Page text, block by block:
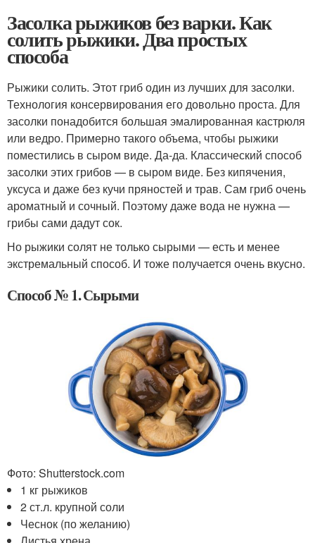
Засолка рыжиков без варки. Как
солить рыжики. Два простых
способа
Рыжики солить. Этот гриб один из лучших для засолки.
Технология консервирования его довольно проста. Для
засолки понадобится большая эмалированная кастрюля
или ведро. Примерно такого объема, чтобы рыжики
поместились в сыром виде. Да-да. Классический способ
засолки этих грибов — в сыром виде. Без кипячения,
уксуса и даже без кучи пряностей и трав. Сам гриб очень
ароматный и сочный. Поэтому даже вода не нужна —
грибы сами дадут сок.
Но рыжики солят не только сырыми — есть и менее
экстремальный способ. И тоже получается очень вкусно.
Способ № 1. Сырыми
Фото: Shutterstock.com
1 кг рыжиков
2 ст.л. крупной соли
Чеснок (по желанию)